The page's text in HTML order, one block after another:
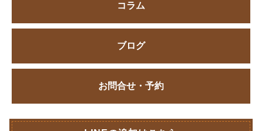
コラム
ブログ
お問合せ・予約